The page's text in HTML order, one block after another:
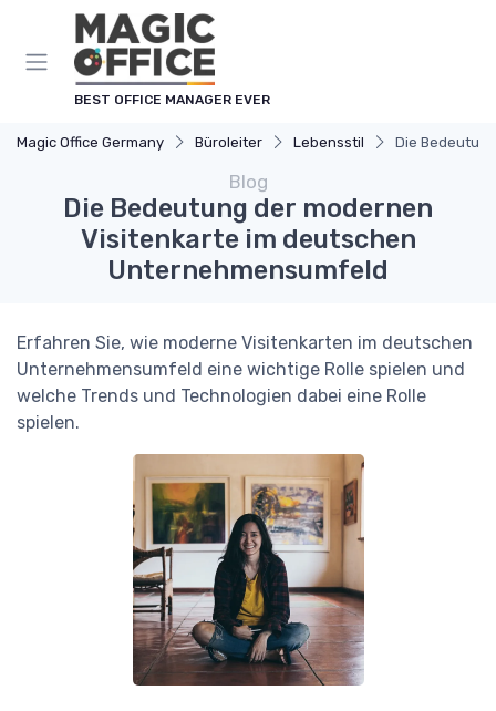
BEST OFFICE MANAGER EVER
Magic Office Germany Büroleiter Lebensstil Die
Blog
Die Bedeutung der modernen
Visitenkarte im deutschen
Unternehmensumfeld
Erfahren Sie, wie moderne Visitenkarten im deutschen
Unternehmensumfeld eine wichtige Rolle spielen und
welche Trends und Technologien dabei eine Rolle
spielen.
Cookie-Einstellungen